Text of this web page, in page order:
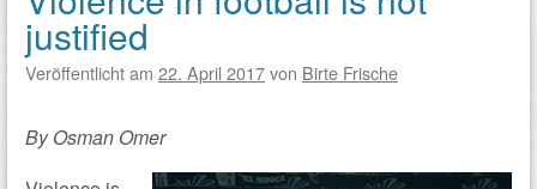
justified
Veröffentlicht am 22. April 2017von Birte Frische
By Osman Omer